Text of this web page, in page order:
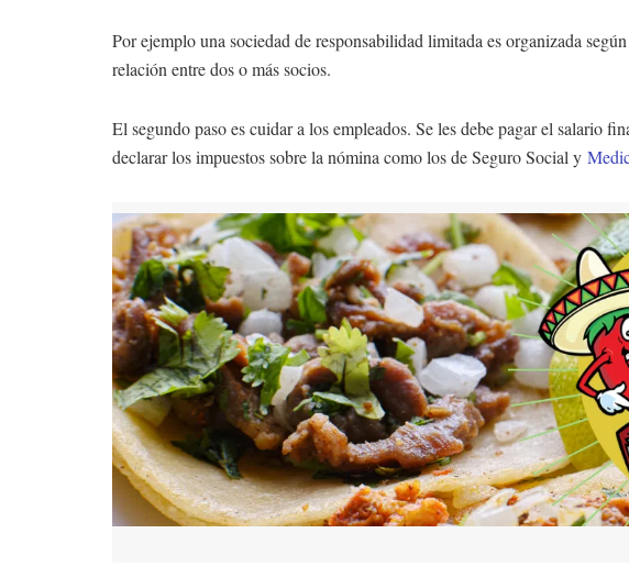
Por ejemplo una sociedad de responsabilidad limitada es organizada
relación entre dos o más socios.
El segundo paso es cuidar a los empleados. Se les debe pagar el salario
declarar los impuestos sobre la nómina como los de Seguro Social y